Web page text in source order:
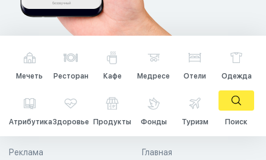
Мечеть Ресторан Кафе Медресе Отели Одежда
АтрибутикаЗдоровье Продукты Фонды Туризм Поиск
Главная
Реклама